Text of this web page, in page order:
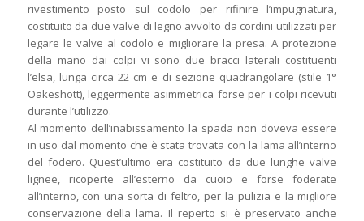
rivestimento posto sul codolo per rifinire l’impugnatura,
costituito da due valve di legno avvolto da cordini utilizzati per
legare le valve al codolo e migliorare la presa. A protezione
della mano dai colpi vi sono due bracci laterali costituenti
l’elsa, lunga circa 22 cm e di sezione quadrangolare (stile 1°
Oakeshott), leggermente asimmetrica forse per i colpi ricevuti
durante l’utilizzo.
Al momento dell’inabissamento la spada non doveva essere
in uso dal momento che è stata trovata con la lama all’interno
del fodero. Quest’ultimo era costituito da due lunghe valve
lignee, ricoperte all’esterno da cuoio e forse foderate
all’interno, con una sorta di feltro, per la pulizia e la migliore
conservazione della lama. Il reperto si è preservato anche